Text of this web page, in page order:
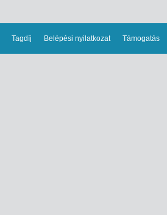
Tagdíj Belépési nyilatkozat Támogatás